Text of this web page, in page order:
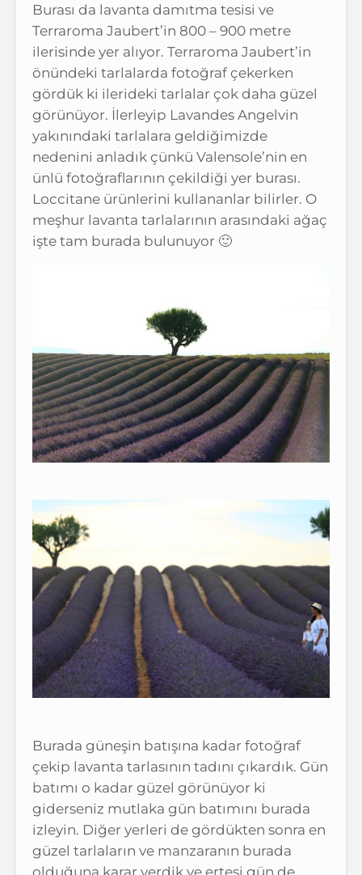
Burası da lavanta damıtma tesisi ve
Terraroma Jaubert’in 800 – 900 metre
ilerisinde yer alıyor. Terraroma Jaubert’in
önündeki tarlalarda fotoğraf çekerken
gördük ki ilerideki tarlalar çok daha güzel
görünüyor. İlerleyip Lavandes Angelvin
yakınındaki tarlalara geldiğimizde
nedenini anladık çünkü Valensole’nin en
ünlü fotoğraflarının çekildiği yer burası.
Loccitane ürünlerini kullananlar bilirler. O
meşhur lavanta tarlalarının arasındaki ağaç
işte tam burada bulunuyor 🙂
Burada güneşin batışına kadar fotoğraf
çekip lavanta tarlasının tadını çıkardık. Gün
batımı o kadar güzel görünüyor ki
giderseniz mutlaka gün batımını burada
izleyin. Diğer yerleri de gördükten sonra en
güzel tarlaların ve manzaranın burada